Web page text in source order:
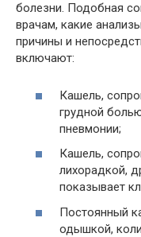
болезни. Подобная
врачам, какие
причины и
включают:
Кашель,
грудной
пневмонии;
Кашель,
лихорадкой,
показывает
Постоянный
одышкой,